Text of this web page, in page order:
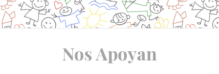
Nos Apoyan